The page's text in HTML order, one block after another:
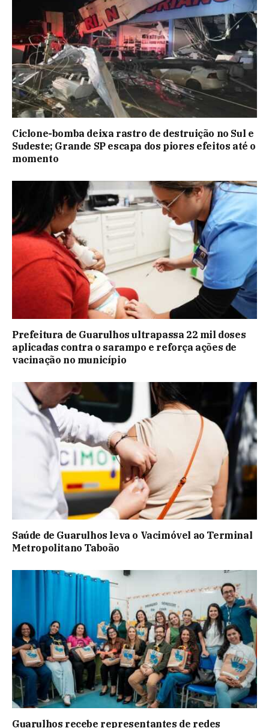
Ciclone-bomba deixa rastro de destruição no Sul e
Sudeste; Grande SP escapa dos piores efeitos até o
momento
Prefeitura de Guarulhos ultrapassa 22 mil doses
aplicadas contra o sarampo e reforça ações de
vacinação no município
Saúde de Guarulhos leva o Vacimóvel ao Terminal
Metropolitano Taboão
Guarulhos recebe representantes de redes